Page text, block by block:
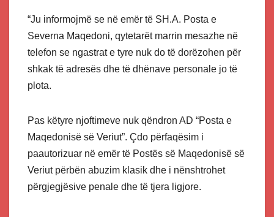
“Ju informojmë se në emër të SH.A. Posta e
Severna Maqedoni, qytetarët marrin mesazhe në
telefon se ngastrat e tyre nuk do të dorëzohen për
shkak të adresës dhe të dhënave personale jo të
plota.
Pas këtyre njoftimeve nuk qëndron AD “Posta e
Maqedonisë së Veriut”. Çdo përfaqësim i
paautorizuar në emër të Postës së Maqedonisë së
Veriut përbën abuzim klasik dhe i nënshtrohet
përgjegjësive penale dhe të tjera ligjore.